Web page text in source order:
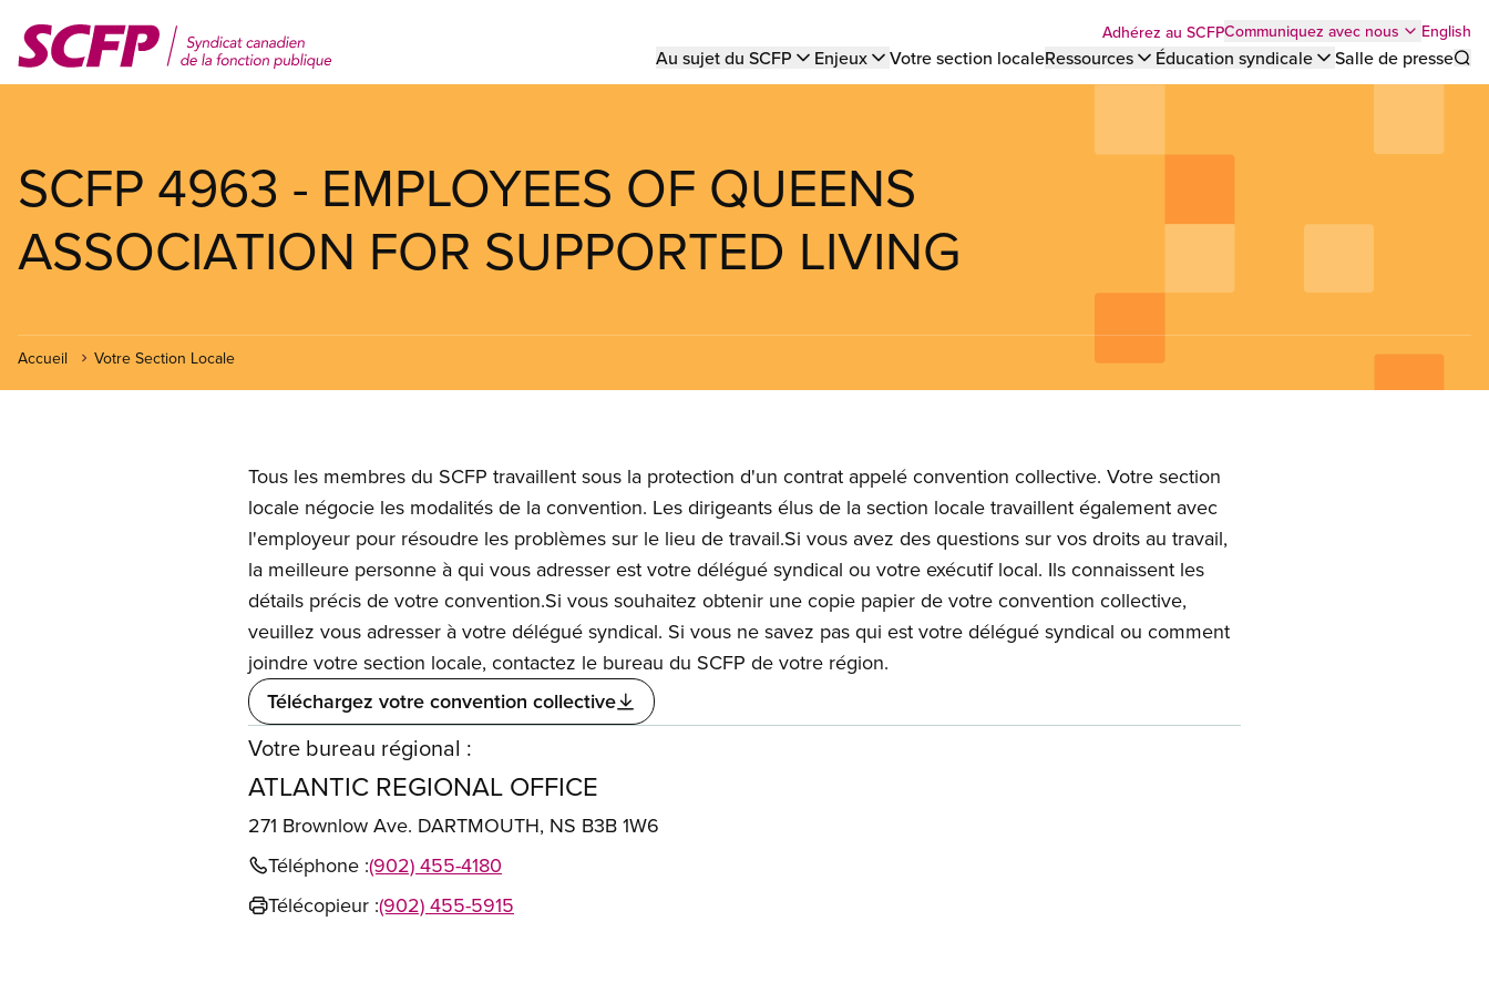
contenu
Top
menu
Adhérez au SCFPCommuniquez avec nous English
Main
Au sujet du SCFP Enjeux Votre section localeRessources Éducation syndicale
Salle de presse
SCFP 4963 - EMPLOYEES OF QUEENS
ASSOCIATION FOR SUPPORTED LIVING
Accueil Votre Section Locale
Tous les membres du SCFP travaillent sous la protection d'un contrat appelé convention collective. Votre section
locale négocie les modalités de la convention. Les dirigeants élus de la section locale travaillent également avec
l'employeur pour résoudre les problèmes sur le lieu de travail.Si vous avez des questions sur vos droits au travail,
la meilleure personne à qui vous adresser est votre délégué syndical ou votre exécutif local. Ils connaissent les
détails précis de votre convention.Si vous souhaitez obtenir une copie papier de votre convention collective,
veuillez vous adresser à votre délégué syndical. Si vous ne savez pas qui est votre délégué syndical ou comment
joindre votre section locale, contactez le bureau du SCFP de votre région.
Téléchargez votre convention collective
Votre bureau régional :
ATLANTIC REGIONAL OFFICE
271 Brownlow Ave. DARTMOUTH, NS B3B 1W6
Téléphone :(902) 455-4180
Télécopieur :(902) 455-5915